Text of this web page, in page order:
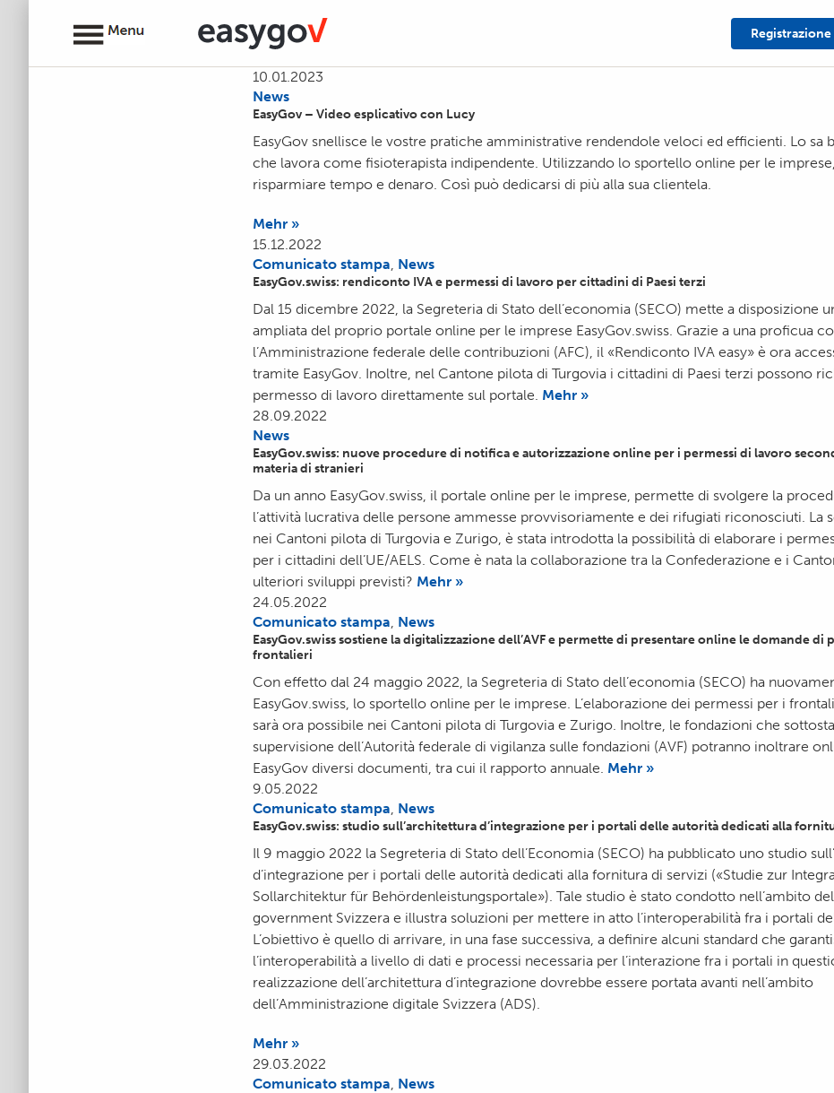
Registrazione
10.01.2023
News
EasyGov – Video esplicativo con Lucy
EasyGov snellisce le vostre pratiche amministrative rendendole veloci ed efficienti. Lo sa
che lavora come fisioterapista indipendente. Utilizzando lo sportello online per le
risparmiare tempo e denaro. Così può dedicarsi di più alla sua clientela.
Mehr »
15.12.2022
Comunicato stampa, News
EasyGov.swiss: rendiconto IVA e permessi di lavoro per cittadini di Paesi terzi
Dal 15 dicembre 2022, la Segreteria di Stato dell’economia (SECO) mette a disposizione
ampliata del proprio portale online per le imprese EasyGov.swiss. Grazie a una proficua
l’Amministrazione federale delle contribuzioni (AFC), il «Rendiconto IVA easy» è ora
tramite EasyGov. Inoltre, nel Cantone pilota di Turgovia i cittadini di Paesi terzi possono
permesso di lavoro direttamente sul portale. Mehr »
28.09.2022
News
EasyGov.swiss: nuove procedure di notifica e autorizzazione online per i permessi di lavoro
materia di stranieri
Da un anno EasyGov.swiss, il portale online per le imprese, permette di svolgere la
l’attività lucrativa delle persone ammesse provvisoriamente e dei rifugiati riconosciuti. La
nei Cantoni pilota di Turgovia e Zurigo, è stata introdotta la possibilità di elaborare i
per i cittadini dell’UE/AELS. Come è nata la collaborazione tra la Confederazione e i
ulteriori sviluppi previsti? Mehr »
24.05.2022
Comunicato stampa, News
EasyGov.swiss sostiene la digitalizzazione dell’AVF e permette di presentare online le domande di
frontalieri
Con effetto dal 24 maggio 2022, la Segreteria di Stato dell’economia (SECO) ha
EasyGov.swiss, lo sportello online per le imprese. L’elaborazione dei permessi per i
sarà ora possibile nei Cantoni pilota di Turgovia e Zurigo. Inoltre, le fondazioni che
supervisione dell’Autorità federale di vigilanza sulle fondazioni (AVF) potranno inoltrare
EasyGov diversi documenti, tra cui il rapporto annuale. Mehr »
9.05.2022
Comunicato stampa, News
EasyGov.swiss: studio sull’architettura d’integrazione per i portali delle autorità dedicati alla
Il 9 maggio 2022 la Segreteria di Stato dell’Economia (SECO) ha pubblicato uno studio
d’integrazione per i portali delle autorità dedicati alla fornitura di servizi («Studie zur
Sollarchitektur für Behördenleistungsportale»). Tale studio è stato condotto nell’ambito
government Svizzera e illustra soluzioni per mettere in atto l’interoperabilità fra i portali
L’obiettivo è quello di arrivare, in una fase successiva, a definire alcuni standard che
l’interoperabilità a livello di dati e processi necessaria per l’interazione fra i portali in
realizzazione dell’architettura d’integrazione dovrebbe essere portata avanti nell’ambito
dell’Amministrazione digitale Svizzera (ADS).
Mehr »
29.03.2022
Comunicato stampa, News